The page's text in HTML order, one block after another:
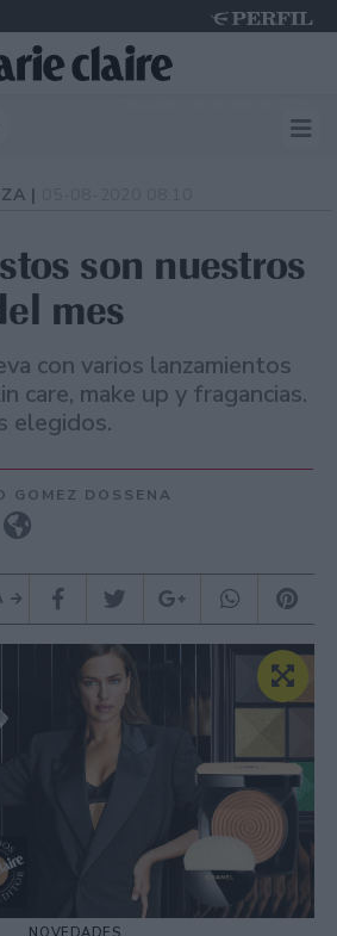
|
son nuestros
mes
con varios lanzamientos
care, make up y fragancias.
elegidos.
GOMEZ DOSSENA